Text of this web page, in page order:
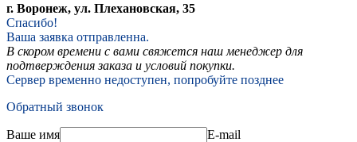
г. Воронеж, ул. Плехановская, 35
Спасибо!
Ваша заявка отправленна.
В скором времени с вами свяжется наш менеджер для
подтверждения заказа и условий покупки.
Сервер временно недоступен, попробуйте позднее
Обратный звонок
Ваше имя
E-mail